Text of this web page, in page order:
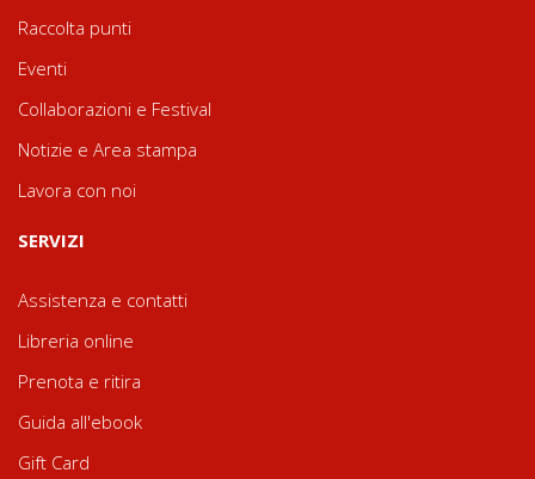
Raccolta punti
Eventi
Collaborazioni e Festival
Notizie e Area stampa
Lavora con noi
SERVIZI
Assistenza e contatti
Libreria online
Prenota e ritira
Guida all'ebook
Gift Card